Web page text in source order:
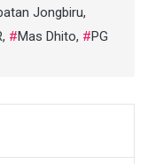
Jongbiru,
, Mas Dhito,
PG